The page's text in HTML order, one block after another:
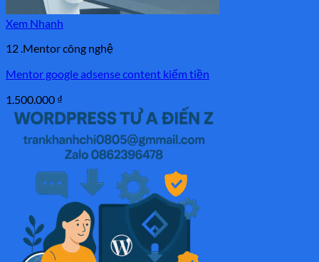
Xem Nhanh
12 .Mentor công nghệ
Mentor google adsense content kiếm tiền
1.500.000 ₫